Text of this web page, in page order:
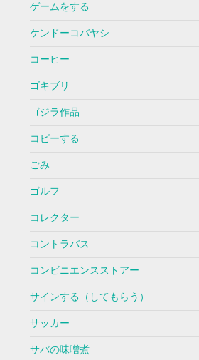
ゲームをする
ケンドーコバヤシ
コーヒー
ゴキブリ
ゴジラ作品
コピーする
ごみ
ゴルフ
コレクター
コントラバス
コンビニエンスストアー
サインする（してもらう）
サッカー
サバの味噌煮